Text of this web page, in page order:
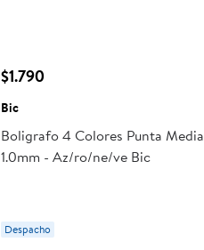
$1.790
Bic
Boligrafo 4 Colores Punta Media
1.0mm - Az/ro/ne/ve Bic
Despacho